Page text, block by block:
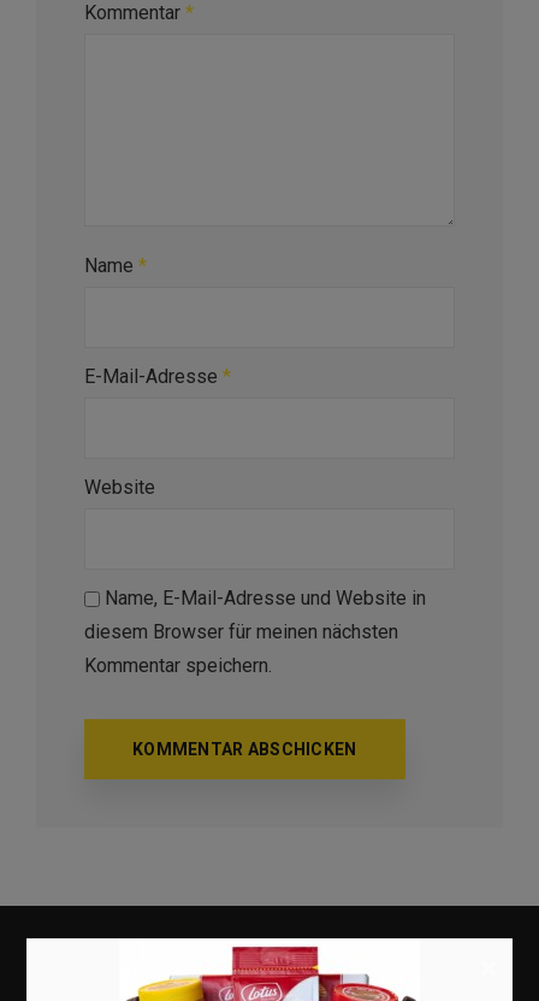
Kommentar *
Name *
E-Mail-Adresse *
Website
Name, E-Mail-Adresse und Website in
diesem Browser für meinen nächsten
Kommentar speichern.